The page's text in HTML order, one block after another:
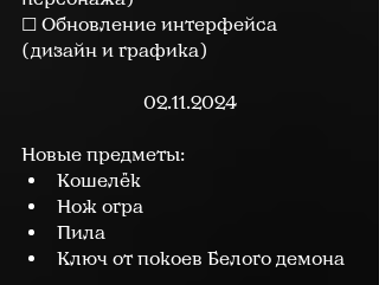
☐ Обновление интерфейса
(дизайн и графика)
02.11.2024
Новые предметы:
Кошелёк
Нож огра
Пила
Ключ от покоев Белого демона